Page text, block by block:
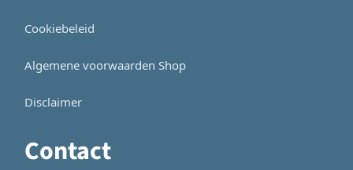
Cookiebeleid
Algemene voorwaarden Shop
Disclaimer
Contact